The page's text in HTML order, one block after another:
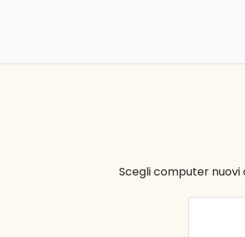
Scegli computer nuovi